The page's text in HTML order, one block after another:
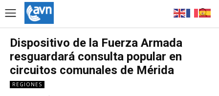
Dispositivo de la Fuerza Armada
resguardará consulta popular en
circuitos comunales de Mérida
REGIONES